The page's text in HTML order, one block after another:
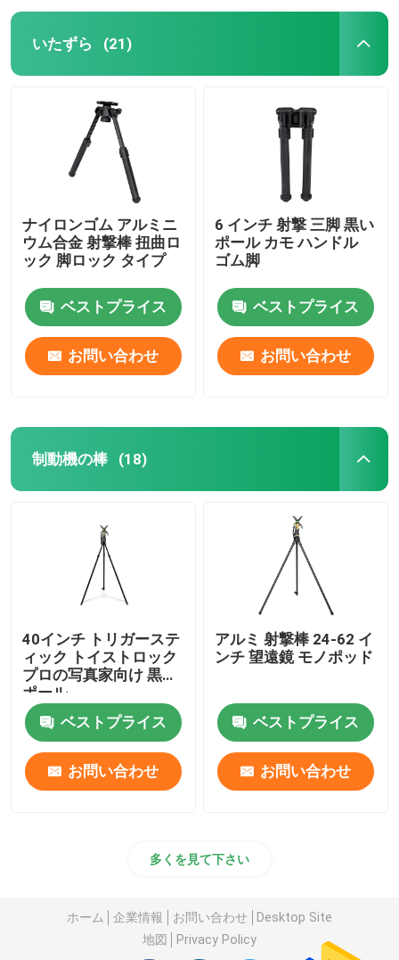
いたずら (21)
ナイロンゴム アルミニ
ウム合金 射撃棒 扭曲ロ
ック 脚ロック タイプ
ベストプライス
お問い合わせ
6 インチ 射撃 三脚 黒い
ポール カモ ハンドル
ゴム脚
ベストプライス
お問い合わせ
制動機の棒 (18)
40インチ トリガーステ
ィック トイストロック
プロの写真家向け 黒い
ポール
ベストプライス
お問い合わせ
アルミ 射撃棒 24-62 イ
ンチ 望遠鏡 モノポッド
ベストプライス
お問い合わせ
多くを見て下さい
ホーム 企業情報 お問い合わせ
Desktop Site
地図
Privacy Policy